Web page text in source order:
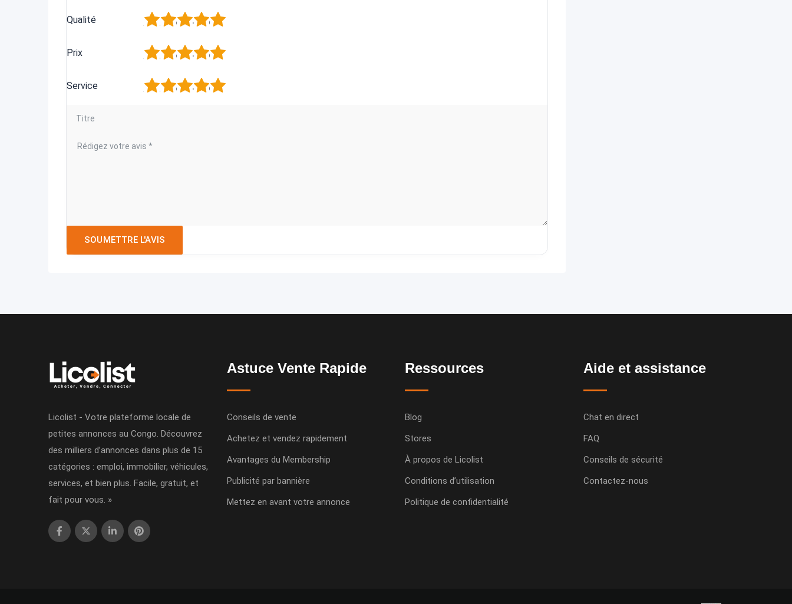
Qualité 5
4
3
2
Prix 5
4
3
2
Service 5
4
3
2
Licolist - Votre plateforme locale de
petites annonces au Congo. Découvrez
des milliers d’annonces dans plus de 15
catégories : emploi, immobilier, véhicules,
services, et bien plus. Facile, gratuit, et
fait pour vous. »
Astuce Vente Rapide
Conseils de vente
Achetez et vendez rapidement
Avantages du Membership
Publicité par bannière
Mettez en avant votre annonce
Ressources
Blog
Stores
À propos de Licolist
Conditions d’utilisation
Politique de confidentialité
Aide et assistance
Chat en direct
FAQ
Conseils de sécurité
Contactez-nous